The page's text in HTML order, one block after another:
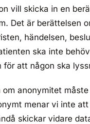
vill skicka in en
Det är berättelsen
händelsen,
ska inte
att någon ska
anonymitet
menar vi inte
skickar vidare